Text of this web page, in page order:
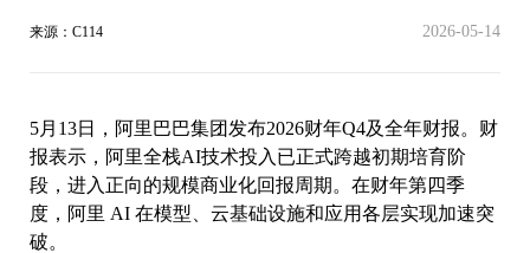
来源：C114 2026-05-14
5月13日，阿里巴巴集团发布2026财年Q4及全年财报。财
报表示，阿里全栈AI技术投入已正式跨越初期培育阶
段，进入正向的规模商业化回报周期。在财年第四季
度，阿里 AI 在模型、云基础设施和应用各层实现加速突
破。